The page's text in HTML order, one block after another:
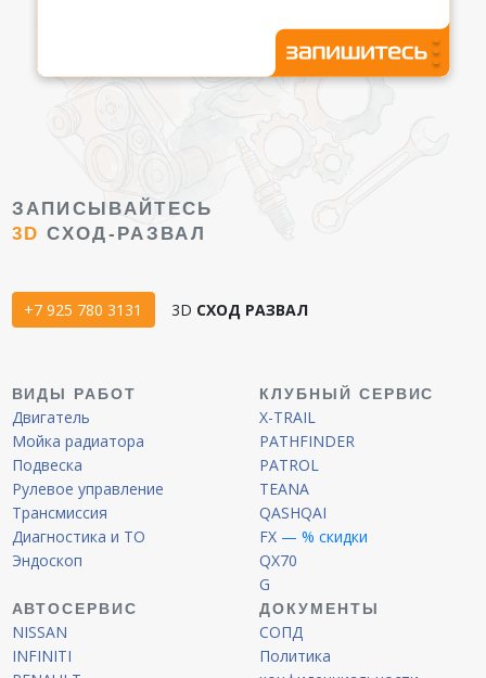
ЗАПИСЫВАЙТЕСЬ
3D СХОД-РАЗВАЛ
+7 925 780 3131 3D СХОД РАЗВАЛ
ВИДЫ РАБОТ
Двигатель
Мойка радиатора
Подвеска
Рулевое управление
Трансмиссия
Диагностика и ТО
Эндоскоп
КЛУБНЫЙ СЕРВИС
X-TRAIL
PATHFINDER
PATROL
TEANA
QASHQAI
FX — % скидки
QX70
G
АВТОСЕРВИС
NISSAN
INFINITI
ДОКУМЕНТЫ
СОПД
Политика